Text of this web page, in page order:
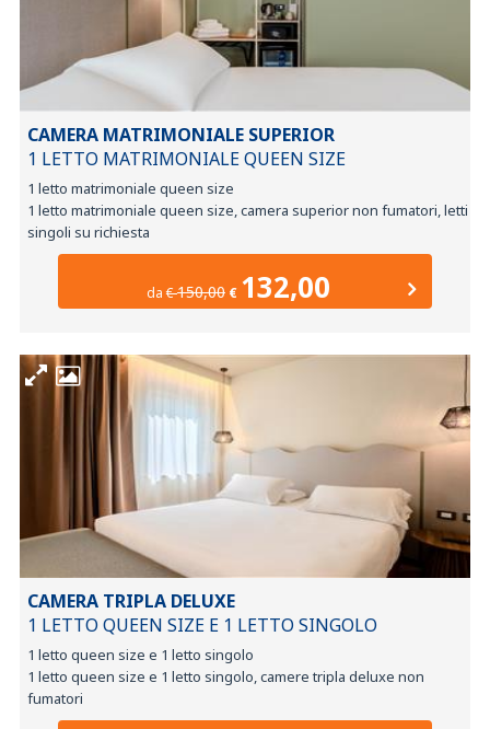
CAMERA MATRIMONIALE SUPERIOR
1 LETTO MATRIMONIALE QUEEN SIZE
1 letto matrimoniale queen size
1 letto matrimoniale queen size, camera superior non fumatori, letti
singoli su richiesta
da€150,00 € 132,00
CAMERA TRIPLA DELUXE
1 LETTO QUEEN SIZE E 1 LETTO SINGOLO
1 letto queen size e 1 letto singolo
1 letto queen size e 1 letto singolo, camere tripla deluxe non
fumatori